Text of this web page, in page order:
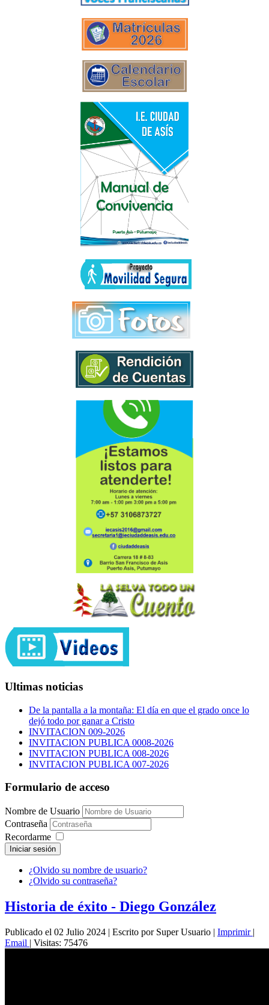
Ultimas noticias
De la pantalla a la montaña: El día en que el grado once lo
dejó todo por ganar a Cristo
INVITACION 009-2026
INVITACION PUBLICA 0008-2026
INVITACION PUBLICA 008-2026
INVITACION PUBLICA 007-2026
Formulario de acceso
Nombre de Usuario
Contraseña
Recordarme
Iniciar sesión
¿Olvido su nombre de usuario?
¿Olvido su contraseña?
Historia de éxito - Diego González
Publicado el 02 Julio 2024 | Escrito por Super Usuario | Imprimir |
Email | Visitas: 75476